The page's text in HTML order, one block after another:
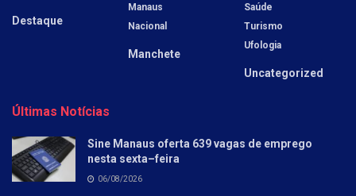
Destaque
Manaus
Nacional
Manchete
Saúde
Turismo
Ufologia
Uncategorized
Últimas Notícias
Sine Manaus oferta 639 vagas de emprego
nesta sexta–feira
06/08/2026